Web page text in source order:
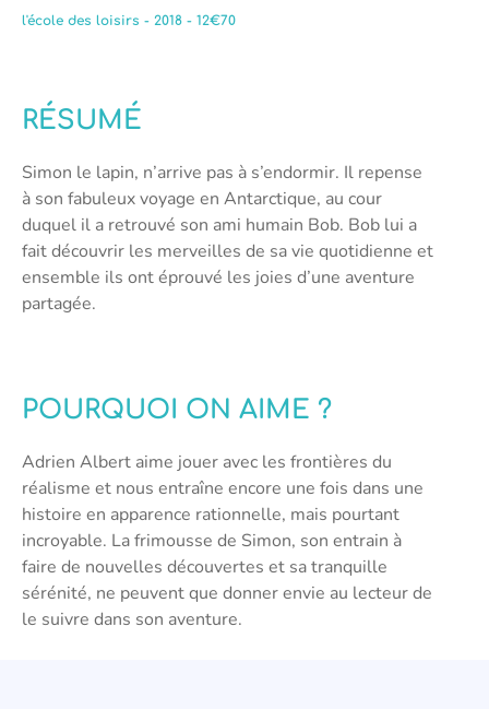
l'école des loisirs - 2018 - 12€70
RÉSUMÉ
Simon le lapin, n’arrive pas à s’endormir. Il repense
à son fabuleux voyage en Antarctique, au cour
duquel il a retrouvé son ami humain Bob. Bob lui a
fait découvrir les merveilles de sa vie quotidienne et
ensemble ils ont éprouvé les joies d’une aventure
partagée.
POURQUOI ON AIME ?
Adrien Albert aime jouer avec les frontières du
réalisme et nous entraîne encore une fois dans une
histoire en apparence rationnelle, mais pourtant
incroyable. La frimousse de Simon, son entrain à
faire de nouvelles découvertes et sa tranquille
sérénité, ne peuvent que donner envie au lecteur de
le suivre dans son aventure.